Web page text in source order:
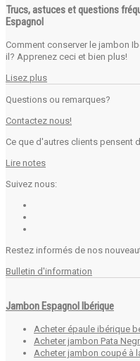
Trucs, astuces et questions
Espagnol
Comment conserver le jambon
il? Apprenez ceci et bien plus!
Lisez plus
Questions ou remarques?
Contactez nous!
Ce que d'autres clients pensent
Lire notes
Suivez nous:
Restez informés de nos
Bulletin d'information
Jambon Espagnol Ibérique
Acheter épaule ibérique
Acheter jambon Pata
Acheter jambon coupé à